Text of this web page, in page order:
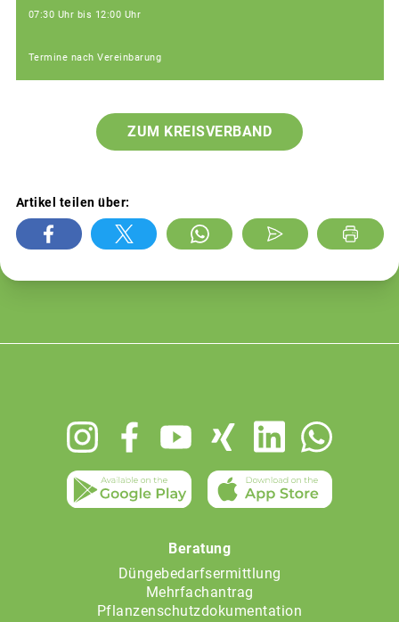
07:30 Uhr bis 12:00 Uhr
Termine nach Vereinbarung
ZUM KREISVERBAND
Artikel teilen über:
Beratung
Düngebedarfsermittlung
Mehrfachantrag
Pflanzenschutzdokumentation